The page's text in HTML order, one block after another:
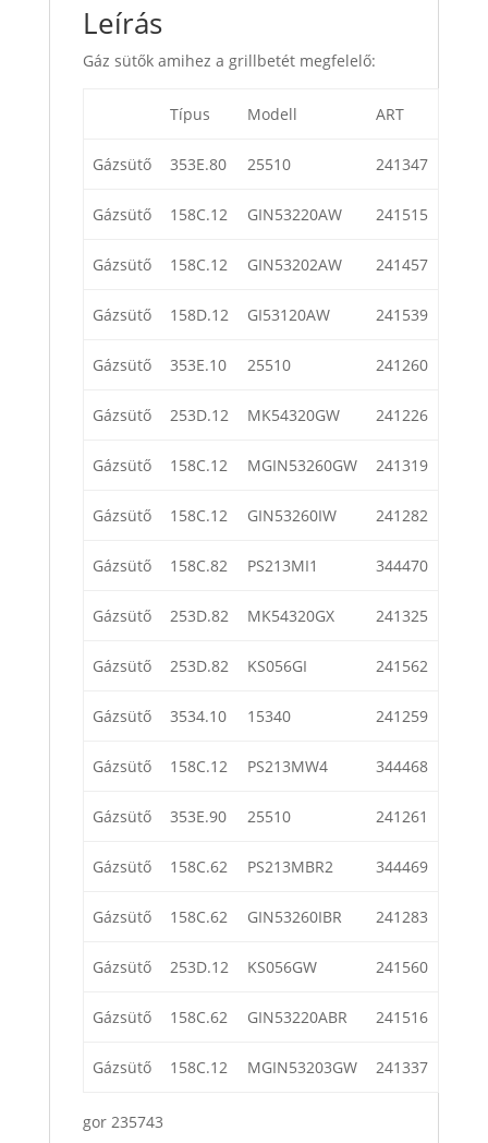
Leírás
Gáz sütők amihez a grillbetét megfelelő:
Típus Modell ART
Gázsütő 353E.80 25510 241347
Gázsütő 158C.12 GIN53220AW 241515
Gázsütő 158C.12 GIN53202AW 241457
Gázsütő 158D.12 GI53120AW 241539
Gázsütő 353E.10 25510 241260
Gázsütő 253D.12 MK54320GW 241226
Gázsütő 158C.12 MGIN53260GW 241319
Gázsütő 158C.12 GIN53260IW 241282
Gázsütő 158C.82 PS213MI1 344470
Gázsütő 253D.82 MK54320GX 241325
Gázsütő 253D.82 KS056GI 241562
Gázsütő 3534.10 15340 241259
Gázsütő 158C.12 PS213MW4 344468
Gázsütő 353E.90 25510 241261
Gázsütő 158C.62 PS213MBR2 344469
Gázsütő 158C.62 GIN53260IBR 241283
Gázsütő 253D.12 KS056GW 241560
Gázsütő 158C.62 GIN53220ABR 241516
Gázsütő 158C.12 MGIN53203GW 241337
gor 235743